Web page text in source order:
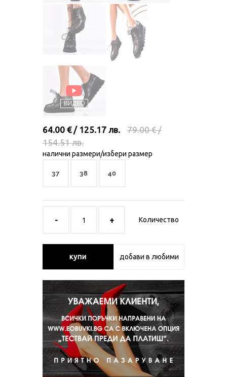
64.00 € / 125.17 лв.
79.00 € /
154.51 лв.
налични размери/избери размер
37 38 40
Количество
купи добави в любими